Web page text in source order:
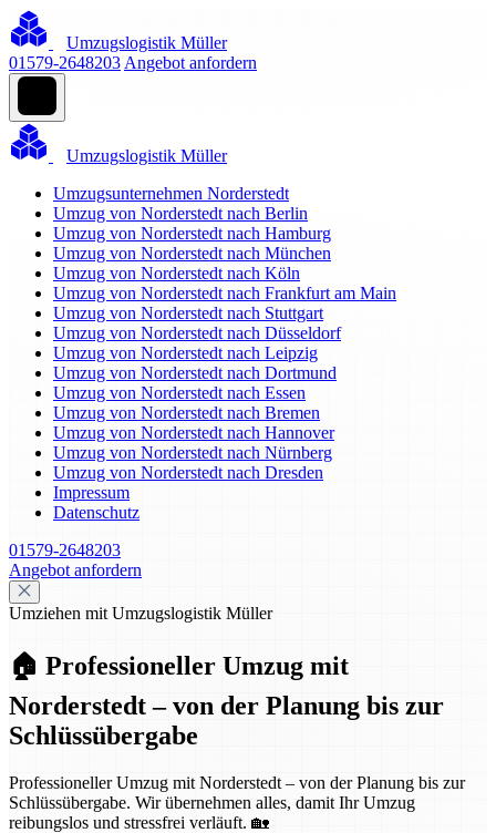
Umzugslogistik Müller
01579-2648203 Angebot anfordern
Umzugslogistik Müller
Umzugsunternehmen Norderstedt
Umzug von Norderstedt nach Berlin
Umzug von Norderstedt nach Hamburg
Umzug von Norderstedt nach München
Umzug von Norderstedt nach Köln
Umzug von Norderstedt nach Frankfurt am Main
Umzug von Norderstedt nach Stuttgart
Umzug von Norderstedt nach Düsseldorf
Umzug von Norderstedt nach Leipzig
Umzug von Norderstedt nach Dortmund
Umzug von Norderstedt nach Essen
Umzug von Norderstedt nach Bremen
Umzug von Norderstedt nach Hannover
Umzug von Norderstedt nach Nürnberg
Umzug von Norderstedt nach Dresden
Impressum
Datenschutz
01579-2648203
Angebot anfordern
Umziehen mit Umzugslogistik Müller
🏠 Professioneller Umzug mit
Norderstedt – von der Planung bis zur
Schlüssübergabe
Professioneller Umzug mit Norderstedt – von der Planung bis zur
Schlüssübergabe. Wir übernehmen alles, damit Ihr Umzug
reibungslos und stressfrei verläuft. 🏡